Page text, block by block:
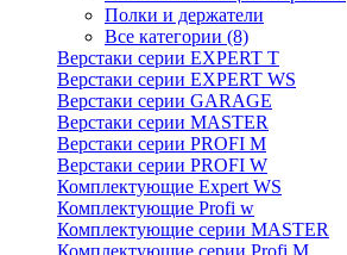
Полки и держатели
Все категории (8)
Верстаки серии EXPERT T
Верстаки серии EXPERT WS
Верстаки серии GARAGE
Верстаки серии MASTER
Верстаки серии PROFI M
Верстаки серии PROFI W
Комплектующие Expert WS
Комплектующие Profi w
Комплектующие серии MASTER
Комплектующие серии Profi M